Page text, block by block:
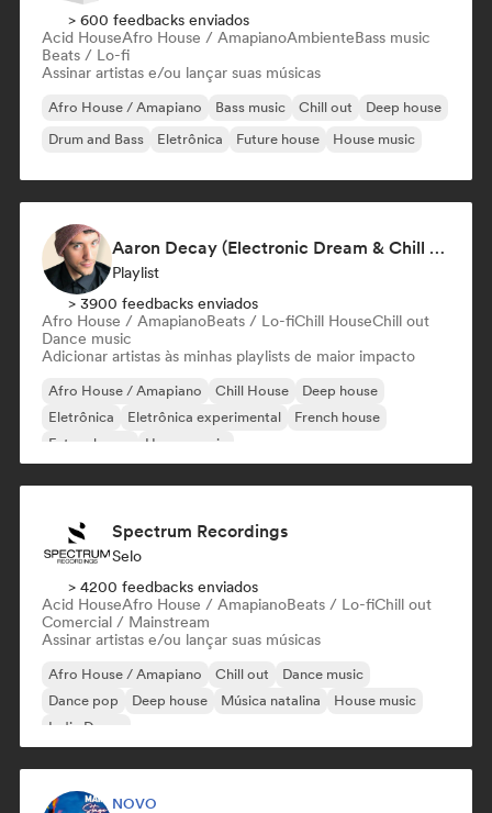
> 600 feedbacks enviados
Acid HouseAfro House / AmapianoAmbienteBass music
Beats / Lo-fi
Assinar artistas e/ou lançar suas músicas
Afro House / Amapiano Bass music Chill out
Deep house
Drum and Bass
Eletrônica Future house House music
Aaron Decay (Electronic Dream & Chill Electronic Dream playlists)
Playlist
> 3900 feedbacks enviados
Afro House / AmapianoBeats / Lo-fiChill HouseChill out
Dance music
Adicionar artistas às minhas playlists de maior impacto
Afro House / Amapiano Chill House
Deep house
Eletrônica
Eletrônica experimental
French house
Future house
House music
Spectrum Recordings
Selo
> 4200 feedbacks enviados
Acid HouseAfro House / AmapianoBeats / Lo-fiChill out
Comercial / Mainstream
Assinar artistas e/ou lançar suas músicas
Afro House / Amapiano Chill out
Dance music
Dance pop
Deep house Música natalina
House music
Indie Dance
NOVO